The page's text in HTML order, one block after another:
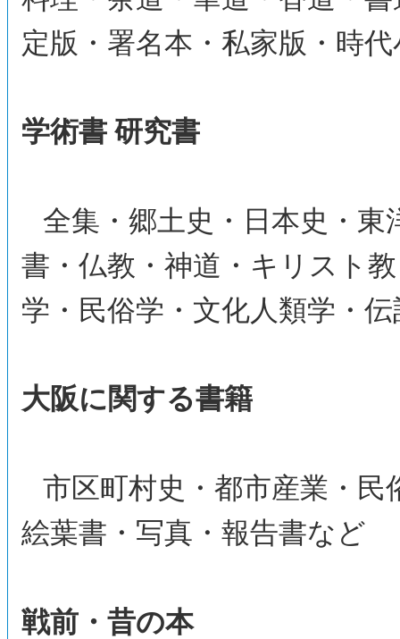
定版・署名本・私家版・時
学術書 研究書
全集・郷土史・日本史・
書・仏教・神道・キリスト
学・民俗学・文化人類学・
大阪に関する書籍
市区町村史・都市産業・民
絵葉書・写真・報告書など
戦前・昔の本